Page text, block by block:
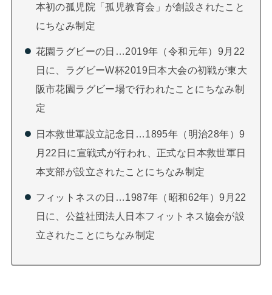
本初の孤児院「孤児教育会」が創設されたこと
にちなみ制定
花園ラグビーの日…2019年（令和元年）9月22
日に、ラグビーW杯2019日本大会の初戦が東大
阪市花園ラグビー場で行われたことにちなみ制
定
日本救世軍設立記念日…1895年（明治28年）9
月22日に宣戦式が行われ、正式な日本救世軍日
本支部が設立されたことにちなみ制定
フィットネスの日…1987年（昭和62年）9月22
日に、公益社団法人日本フィットネス協会が設
立されたことにちなみ制定